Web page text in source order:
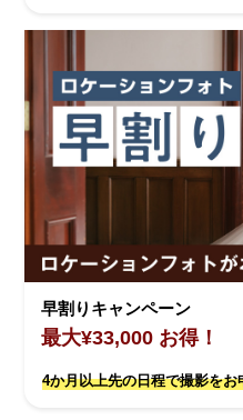
早割りキャンペーン
最大¥33,000 お得！
4か月以上先の日程で撮影をお